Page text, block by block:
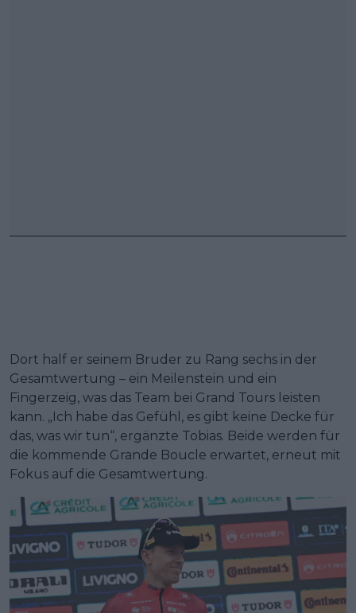
Dort half er seinem Bruder zu Rang sechs in der
Gesamtwertung – ein Meilenstein und ein
Fingerzeig, was das Team bei Grand Tours leisten
kann. „Ich habe das Gefühl, es gibt keine Decke für
das, was wir tun“, ergänzte Tobias. Beide werden für
die kommende Grande Boucle erwartet, erneut mit
Fokus auf die Gesamtwertung.